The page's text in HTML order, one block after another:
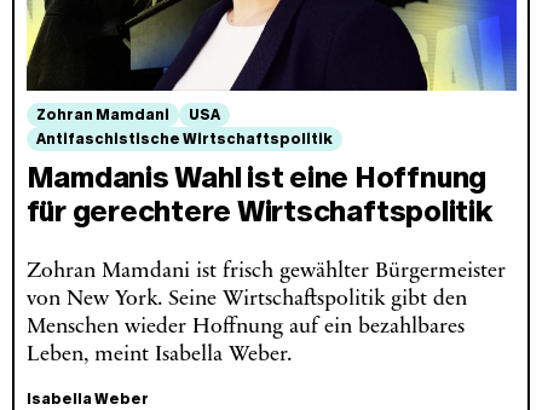
Zohran Mamdani
USA
Antifaschistische Wirtschaftspolitik
Mamdanis Wahl ist eine Hoffnung
für gerechtere Wirtschaftspolitik
Zohran Mamdani ist frisch gewählter Bürgermeister
von New York. Seine Wirtschaftspolitik gibt den
Menschen wieder Hoffnung auf ein bezahlbares
Leben, meint Isabella Weber.
Isabella Weber